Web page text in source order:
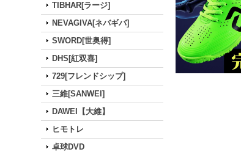
TIBHAR[ラージ]
NEVAGIVA[ネバギバ]
SWORD[世奥得]
DHS[紅双喜]
729[フレンドシップ]
三維[SANWEI]
DAWEI【大維】
ヒモトレ
卓球DVD